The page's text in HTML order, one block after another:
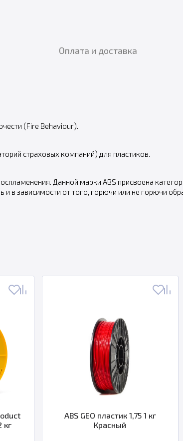
Оплата и доставка
(Fire Behaviour).
страховых компаний) для пластиков.
Данной марки ABS присвоена
и в зависимости от того, горючи или не горючи
ABS GEO пластик 1,75 1 кг